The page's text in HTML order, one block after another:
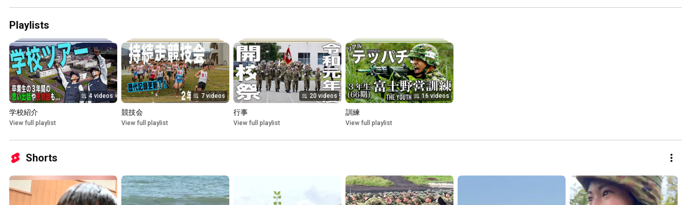
Playlists
4 videos
学校紹介
View full playlist
7 videos
競技会
View full playlist
20 videos
行事
View full playlist
16 videos
訓練
View full playlist
Shorts